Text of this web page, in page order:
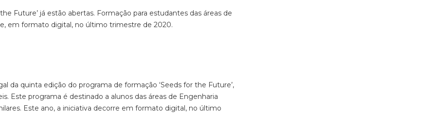
Future’ já estão abertas. Formação para estudantes das áreas de
em formato digital, no último trimestre de 2020.
da quinta edição do programa de formação ‘Seeds for the Future’,
Este programa é destinado a alunos das áreas de Engenharia
Este ano, a iniciativa decorre em formato digital, no último